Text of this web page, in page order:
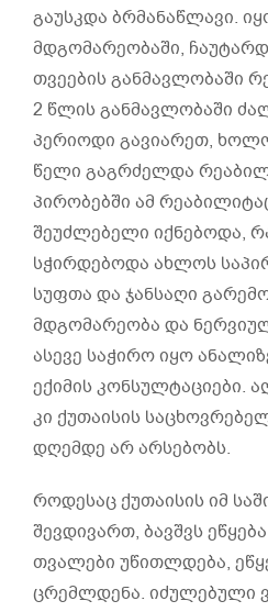
გაუსკდა ბრმანაწლავი.
მდგომარეობაში,
თვეების განმავლობაში
2 წლის განმავლობაში
პერიოდი გავიარეთ,
წელი გაგრძელდა
პირობებში ამ
შეუძლებელი იქნებოდა,
სჭირდებოდა ახლოს
სუფთა და ჯანსაღი
მდგომარეობა და
ასევე საჭირო იყო
ექიმის კონსულტაციები.
კი ქუთაისის
დღემდე არ არსებობს.
როდესაც ქუთაისის იმ
შევდივართ, ბავშვს
თვალები უწითლდება,
ცრემლდენა. იძულებული